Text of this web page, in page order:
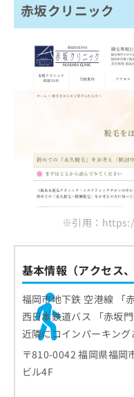
赤坂クリニック
※引用：
基本情報（アクセス
福岡市地下鉄 空港線 「
西日本鉄道バス 「赤坂
近隣にコインパーキング
〒810-0042 福岡県福岡
ビル4F